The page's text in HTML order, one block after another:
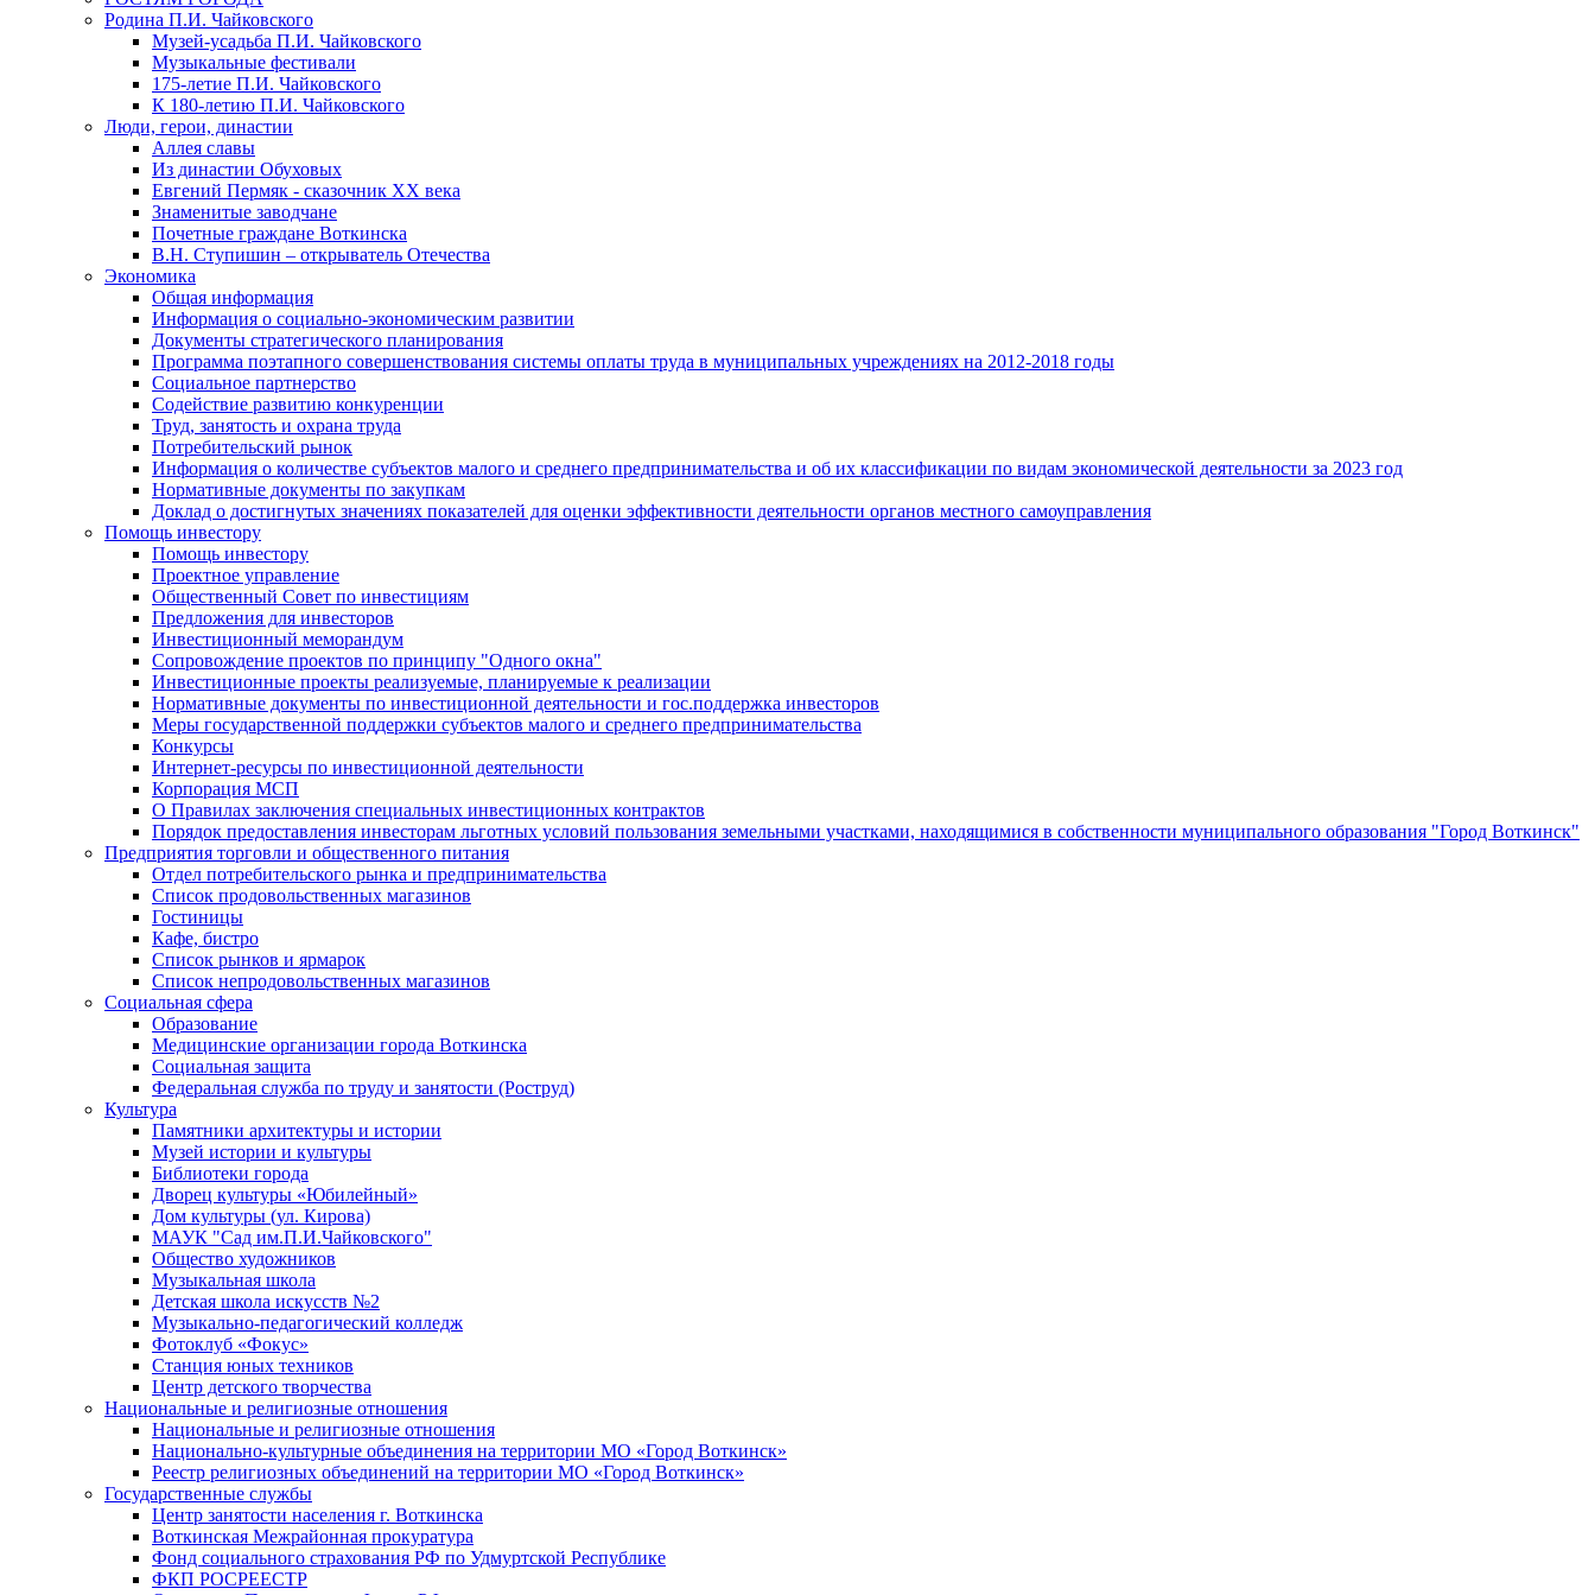
Родина П.И. Чайковского
Музей-усадьба П.И. Чайковского
Музыкальные фестивали
175-летие П.И. Чайковского
К 180-летию П.И. Чайковского
Люди, герои, династии
Аллея славы
Из династии Обуховых
Евгений Пермяк - сказочник XX века
Знаменитые заводчане
Почетные граждане Воткинска
В.Н. Ступишин – открыватель Отечества
Экономика
Общая информация
Информация о социально-экономическим развитии
Документы стратегического планирования
Программа поэтапного совершенствования системы оплаты труда в муниципальных учреждениях на 2012-2018 годы
Социальное партнерство
Содействие развитию конкуренции
Труд, занятость и охрана труда
Потребительский рынок
Информация о количестве субъектов малого и среднего предпринимательства и об их классификации по видам экономической деятельности за 2023 год
Нормативные документы по закупкам
Доклад о достигнутых значениях показателей для оценки эффективности деятельности органов местного самоуправления
Помощь инвестору
Помощь инвестору
Проектное управление
Общественный Совет по инвестициям
Предложения для инвесторов
Инвестиционный меморандум
Сопровождение проектов по принципу "Oдного окна"
Инвестиционные проекты реализуемые, планируемые к реализации
Нормативные документы по инвестиционной деятельности и гос.поддержка инвесторов
Меры государственной поддержки субъектов малого и среднего предпринимательства
Конкурсы
Интернет-ресурсы по инвестиционной деятельности
Корпорация МСП
О Правилах заключения специальных инвестиционных контрактов
Порядок предоставления инвесторам льготных условий пользования земельными участками, находящимися в собственности муниципального образования "Город Воткинск"
Предприятия торговли и общественного питания
Отдел потребительского рынка и предпринимательства
Список продовольственных магазинов
Гостиницы
Кафе, бистро
Cписок рынков и ярмарок
Список непродовольственных магазинов
Социальная сфера
Образование
Медицинские организации города Воткинска
Социальная защита
Федеральная служба по труду и занятости (Роструд)
Культура
Памятники архитектуры и истории
Музей истории и культуры
Библиотеки города
Дворец культуры «Юбилейный»
Дом культуры (ул. Кирова)
МАУК "Сад им.П.И.Чайковского"
Общество художников
Музыкальная школа
Детская школа искусств №2
Музыкально-педагогический колледж
Фотоклуб «Фокус»
Станция юных техников
Центр детского творчества
Национальные и религиозные отношения
Национальные и религиозные отношения
Национально-культурные объединения на территории МО «Город Воткинск»
Реестр религиозных объединений на территории МО «Город Воткинск»
Государственные службы
Центр занятости населения г. Воткинска
Воткинская Межрайонная прокуратура
Фонд социального страхования РФ по Удмуртской Республике
ФКП РОСРЕЕСТР